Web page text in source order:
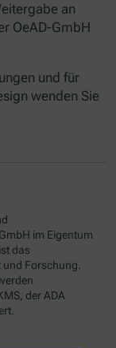
an
OeAD-GmbH
und für
wenden Sie
im Eigentum
das
und Forschung.
der ADA